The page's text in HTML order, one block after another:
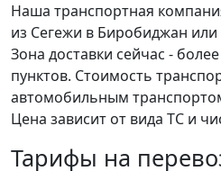
Наша транспортная
из Сегежи в Биробиджан
Зона доставки сейчас -
пунктов. Стоимость
автомобильным
Цена зависит от вида ТС и
Тарифы на